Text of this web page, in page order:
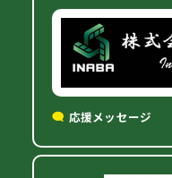
応援メッセージ